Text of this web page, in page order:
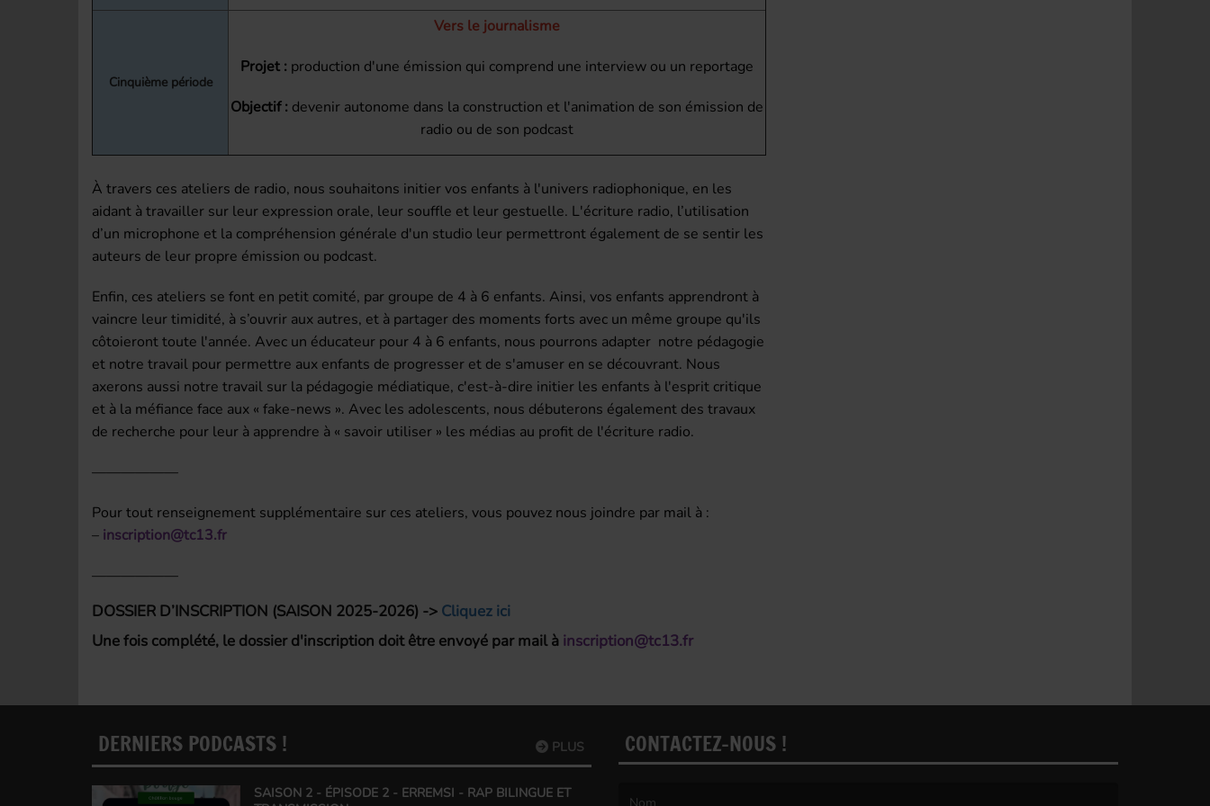
Cinquième période
Vers le journalisme
Projet : production d'une émission qui comprend une interview ou un reportage
Objectif : devenir autonome dans la construction et l'animation de son émission de
radio ou de son podcast
À travers ces ateliers de radio, nous souhaitons initier vos enfants à l'univers radiophonique, en les
aidant à travailler sur leur expression orale, leur souffle et leur gestuelle. L'écriture radio, l’utilisation
d’un microphone et la compréhension générale d'un studio leur permettront également de se sentir les
auteurs de leur propre émission ou podcast.
Enfin, ces ateliers se font en petit comité, par groupe de 4 à 6 enfants. Ainsi, vos enfants apprendront à
vaincre leur timidité, à s’ouvrir aux autres, et à partager des moments forts avec un même groupe qu'ils
côtoieront toute l'année. Avec un éducateur pour 4 à 6 enfants, nous pourrons adapter notre pédagogie
et notre travail pour permettre aux enfants de progresser et de s'amuser en se découvrant. Nous
axerons aussi notre travail sur la pédagogie médiatique, c'est-à-dire initier les enfants à l'esprit critique
et à la méfiance face aux « fake-news ». Avec les adolescents, nous débuterons également des travaux
de recherche pour leur à apprendre à « savoir utiliser » les médias au profit de l'écriture radio.
——————
Pour tout renseignement supplémentaire sur ces ateliers, vous pouvez nous joindre par mail à :
– inscription@tc13.fr
——————
DOSSIER D’INSCRIPTION (SAISON 2025-2026) -> Cliquez ici
Une fois complété, le dossier d'inscription doit être envoyé par mail à inscription@tc13.fr
PLUS
DERNIERS PODCASTS !
SAISON 2 - ÉPISODE 2 - ERREMSI - RAP BILINGUE ET
CONTACTEZ-NOUS !